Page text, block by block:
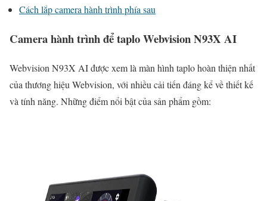
Cách lắp camera hành trình phía sau
Camera hành trình để taplo Webvision N93X AI
Webvision N93X AI được xem là màn hình taplo hoàn thiện nhất
của thương hiệu Webvision, với nhiều cải tiến đáng kể về thiết kế
và tính năng. Những điểm nổi bật của sản phẩm gồm: